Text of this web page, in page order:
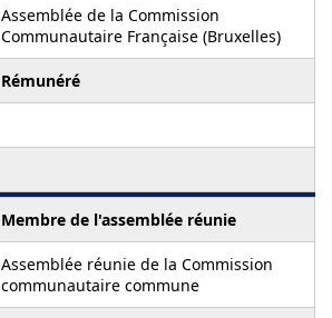
Assemblée de la Commission
Communautaire Française (Bruxelles)
Rémunéré
Membre de l'assemblée réunie
Assemblée réunie de la Commission
communautaire commune